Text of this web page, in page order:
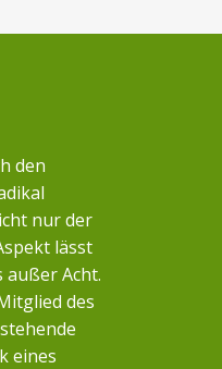
den
nur der
lässt
außer Acht.
des
eines